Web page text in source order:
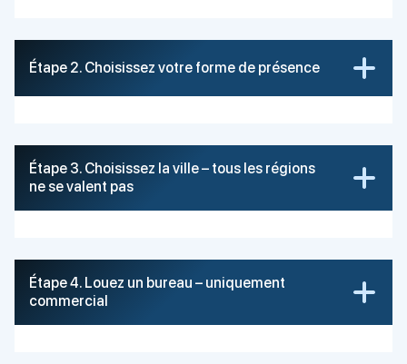
Étape 2. Choisissez votre forme de présence
Étape 3. Choisissez la ville – tous les régions
ne se valent pas
Étape 4. Louez un bureau – uniquement
commercial